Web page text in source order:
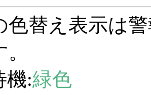
色替え表示は
機:緑色